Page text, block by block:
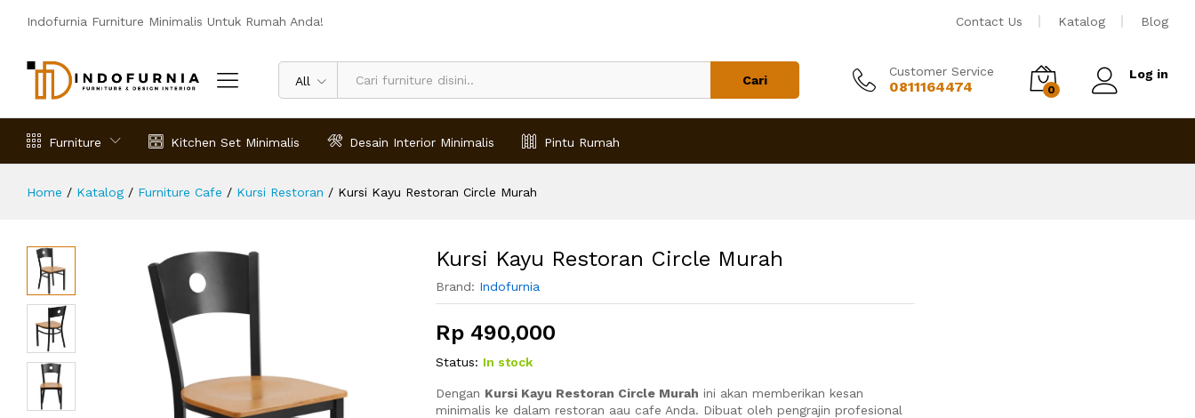
Indofurnia Furniture Minimalis Untuk Rumah Anda! Contact Us Katalog Blog
All Cari
Customer Service
0811164474 0
Log in
Furniture Kitchen Set Minimalis Desain Interior Minimalis Pintu Rumah
Home / Katalog / Furniture Cafe / Kursi Restoran / Kursi Kayu Restoran Circle Murah
Kursi Kayu Restoran Circle Murah
Brand: Indofurnia
Rp490,000
Status: In stock
Dengan Kursi Kayu Restoran Circle Murah ini akan memberikan kesan
minimalis ke dalam restoran aau cafe Anda. Dibuat oleh pengrajin profesional
Deskripsi Spesifikasi Ulasan (0)
Tambah ke keranjang